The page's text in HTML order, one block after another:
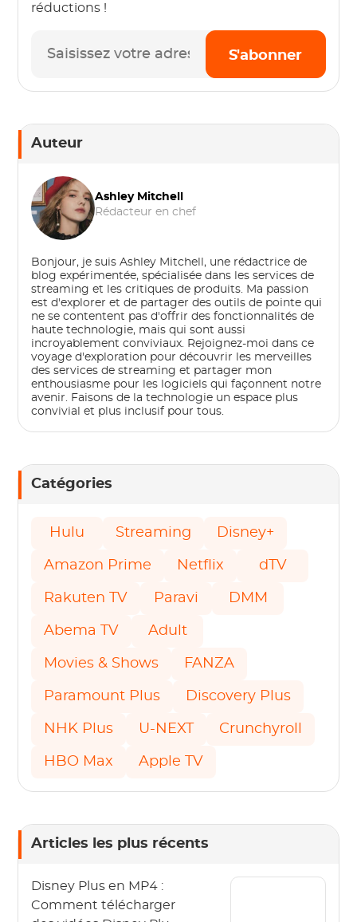
réductions !
S'abonner
Auteur
Ashley Mitchell
Rédacteur en chef
Bonjour, je suis Ashley Mitchell, une rédactrice de
blog expérimentée, spécialisée dans les services de
streaming et les critiques de produits. Ma passion
est d'explorer et de partager des outils de pointe qui
ne se contentent pas d'offrir des fonctionnalités de
haute technologie, mais qui sont aussi
incroyablement conviviaux. Rejoignez-moi dans ce
voyage d'exploration pour découvrir les merveilles
des services de streaming et partager mon
enthousiasme pour les logiciels qui façonnent notre
avenir. Faisons de la technologie un espace plus
convivial et plus inclusif pour tous.
Catégories
Hulu Streaming Disney+
Amazon Prime Netflix dTV
Rakuten TV Paravi DMM
Abema TV Adult
Movies & Shows FANZA
Paramount Plus Discovery Plus
NHK Plus U-NEXT Crunchyroll
HBO Max Apple TV
Articles les plus récents
Disney Plus en MP4 :
Comment télécharger